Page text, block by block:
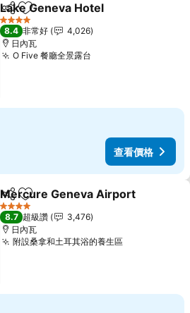
分享 加入我的最愛
Lake Geneva Hotel
4 星級
8.4 非常好
4,026
日內瓦
O Five 餐廳全景露台
查看價格
分享 加入我的最愛
Mercure Geneva Airport
4 星級
8.7 超級讚
3,476
日內瓦
附設桑拿和土耳其浴的養生區查看價格